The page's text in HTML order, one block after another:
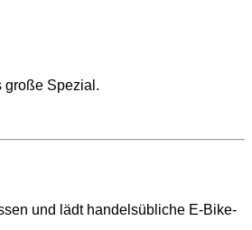
große Spezial.
und lädt handelsübliche E-Bike-